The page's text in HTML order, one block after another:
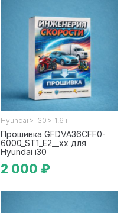
Hyundai > i30 > 1.6 i
Прошивка GFDVA36CFF0-
6000_ST1_E2__xx для
Hyundai i30
2 000 ₽